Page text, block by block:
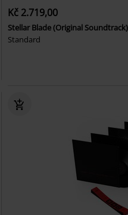
Kč 2.719,00
Stellar Blade (Original Soundtrack)
Standard